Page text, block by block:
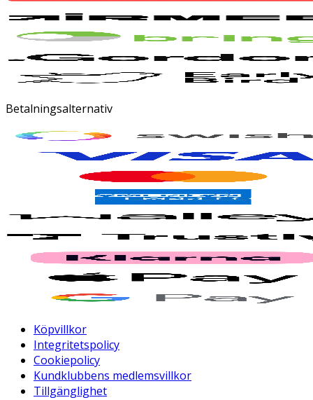
Betalningsalternativ
Köpvillkor
Integritetspolicy
Cookiepolicy
Kundklubbens medlemsvillkor
Tillgänglighet